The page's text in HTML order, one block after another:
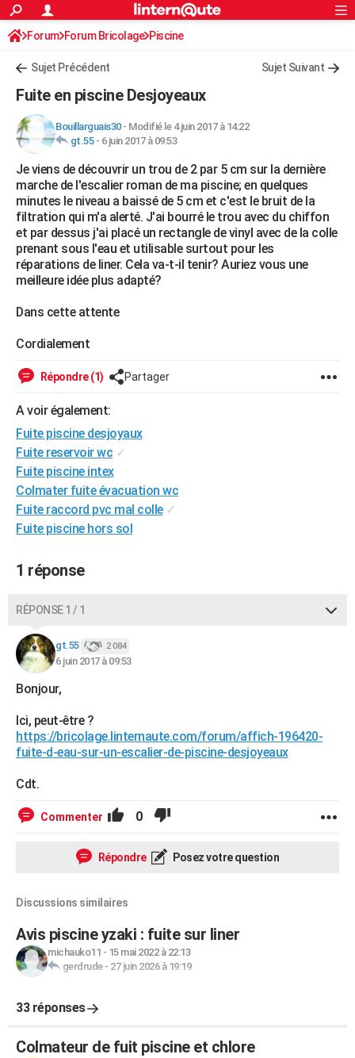
ACTUALITÉS
Politique
Société
Faits Divers
Education
Monde
Villes
+
FINANCE
Retraite
Impôts
Epargne
Immobilier
Risques naturels par ville
Banque
Assurance
Crédit
AUTO
Essais
Réserver un essai
Citadines
Berlines
SUV
Forum auto
+HIGH-TECH
Mobiles
Meilleur smartphone
Internet
Ordinateurs
Jeux vidéo
Guide high-tech
+BRICOLAGE
Forum
Aménagement intérieur
Extérieur
Cuisine
Salle de bains
Jardinage
Rangement
WEEK-END
Guides de France
Escapades
Patrimoine
Expositions
Musées
Week-end nature
LIFESTYLE
Art de vivre
Bien-être
Loisirs
ModeModes de vie
SANTE
Alimentation
Guide de la santé
Maladies
Médicaments
Sommeil
VOYAGE
Destinations
City break
Voyage nature
Voyage de noces
Forum
Climat
PHOTO
GUIDES D'ACHAT
BONS PLANS
CARTE DE VOEUX
Carte de Noël
Carte Bonne année
Carte Saint-Valentin
Carte Pâques
Carte d'anniversaire
DICTIONNAIRE
Dictionnaire
Biographies
Citations
Expressions
Proverbes
PROGRAMME TV
COPAINS D'AVANT
FORUM
Bricolage
Lifestyle
Culture
Sport
Auto
Television
Voyage
Cinema
S'inscrire
Connexion
Forum Forum Bricolage Piscine
Sujet Précédent Sujet Suivant
Fuite en piscine Desjoyeaux
Bouillarguais30- Modifié le 4 juin 2017 à 14:22
gt.55- 6 juin 2017 à 09:53
Je viens de découvrir un trou de 2 par 5 cm sur la dernière
marche de l'escalier roman de ma piscine; en quelques
minutes le niveau a baissé de 5 cm et c'est le bruit de la
filtration qui m'a alerté. J'ai bourré le trou avec du chiffon
et par dessus j'ai placé un rectangle de vinyl avec de la colle
prenant sous l'eau et utilisable surtout pour les
réparations de liner. Cela va-t-il tenir? Auriez vous une
meilleure idée plus adapté?
Dans cette attente
Cordialement
Répondre (1) Partager
A voir également:
Fuite piscine desjoyaux
Fuite reservoir wc ✓
Fuite piscine intex
Colmater fuite évacuation wc
Fuite raccord pvc mal colle ✓
Fuite piscine hors sol
1 réponse
RÉPONSE 1 / 1
gt.55 2 084
6 juin 2017 à 09:53
Bonjour,
Ici, peut-être ?
https://bricolage.linternaute.com/forum/affich-196420-
fuite-d-eau-sur-un-escalier-de-piscine-desjoyeaux
Cdt.
Commenter 0
Répondre Posez votre question
Discussions similaires
Avis piscine yzaki : fuite sur liner
michauko11 - 15 mai 2022 à 22:13
gerdrude- 27 juin 2026 à 19:19
33 réponses
Colmateur de fuit piscine et chlore